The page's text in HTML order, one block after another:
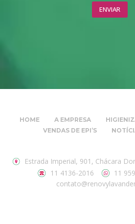
HOME A EMPRESA
VENDAS DE EPI’S
Estrada Imperial, 901, Chácara
11 4136-2016
11